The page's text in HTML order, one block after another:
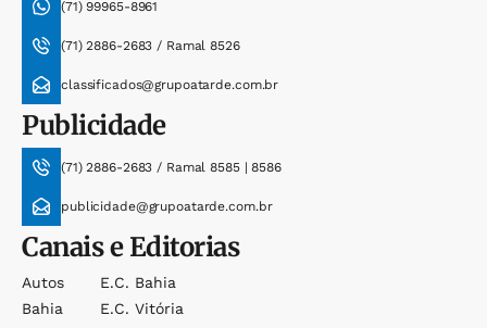
(71) 99965-8961
(71) 2886-2683 / Ramal 8526
classificados@grupoatarde.com.br
Publicidade
(71) 2886-2683 / Ramal 8585 | 8586
publicidade@grupoatarde.com.br
Canais e Editorias
Autos
Bahia
E.c. Bahia
E.c. Vitória